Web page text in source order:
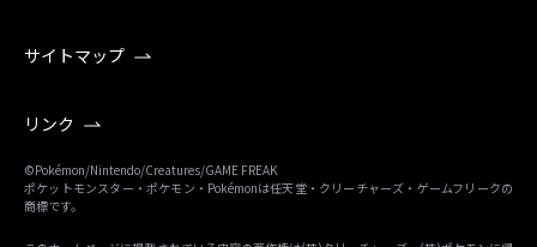
サイトマップ
リンク
©Pokémon/Nintendo/Creatures/GAME FREAK
ポケットモンスター・ポケモン・Pokémonは任天堂・クリーチャーズ・ゲームフリークの
商標です。